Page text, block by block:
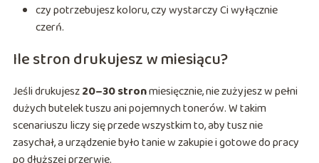
czy potrzebujesz koloru, czy wystarczy Ci wyłącznie
czerń.
Ile stron drukujesz w miesiącu?
Jeśli drukujesz20–30 stronmiesięcznie, nie zużyjesz w pełni
dużych butelek tuszu ani pojemnych tonerów. W takim
scenariuszu liczy się przede wszystkim to, aby tusz nie
zasychał, a urządzenie było tanie w zakupie i gotowe do pracy